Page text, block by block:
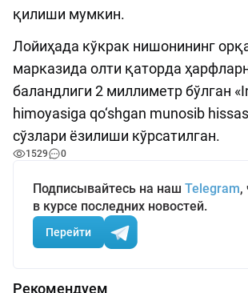
қилиши мумкин.
Лойиҳада кўкрак нишонининг
марказида олти қаторда
баландлиги 2 миллиметр бўлган
himoyasiga qo‘shgan munosib
сўзлари ёзилиши кўрсатилган.
1529 0
Подписывайтесь на наш Telegram,
в курсе последних новостей.
Перейти
Рекомендуем